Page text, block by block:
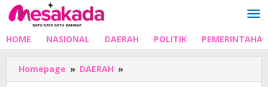
Lewati
ke
HOME NASIONAL DAERAH POLITIK
Homepage » DAERAH »
Personel